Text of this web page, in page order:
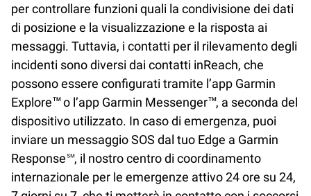
per controllare funzioni quali la condivisione dei dati
di posizione e la visualizzazione e la risposta ai
messaggi. Tuttavia, i contatti per il rilevamento degli
incidenti sono diversi dai contatti inReach, che
possono essere configurati tramite l’app Garmin
Explore™ o l’app Garmin Messenger™, a seconda del
dispositivo utilizzato. In caso di emergenza, puoi
inviare un messaggio SOS dal tuo Edge a Garmin
Response℠, il nostro centro di coordinamento
internazionale per le emergenze attivo 24 ore su 24,